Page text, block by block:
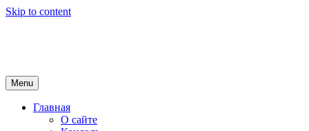
Skip to content
Menu
Главная
О сайте